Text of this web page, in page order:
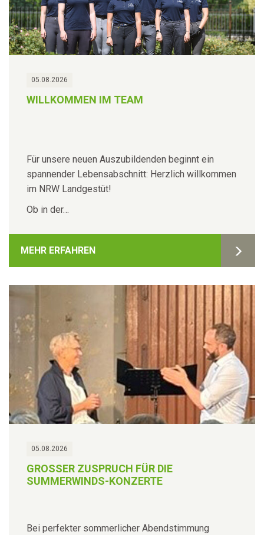
05.08.2026
WILLKOMMEN IM TEAM
Für unsere neuen Auszubildenden beginnt ein
spannender Lebensabschnitt: Herzlich willkommen
im NRW Landgestüt!
Ob in der…
MEHR ERFAHREN
05.08.2026
GROSSER ZUSPRUCH FÜR DIE S
UMMERWINDS-KONZERTE
Bei perfekter sommerlicher Abendstimmung